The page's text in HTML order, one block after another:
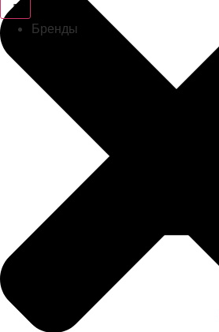
Бренды